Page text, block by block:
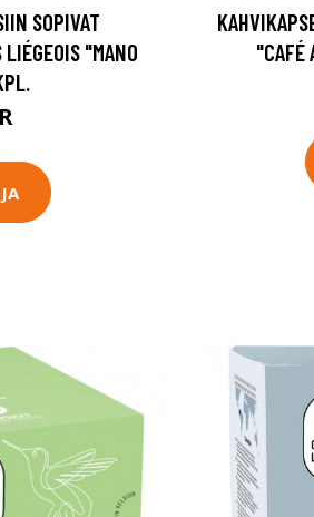
SOPIVAT
"MANO
"CAFÉ